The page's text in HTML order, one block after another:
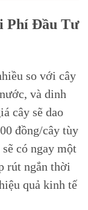
Phí Đầu Tư
so với cây
và dinh
cây sẽ dao
đồng/cây tùy
có ngay một
rút ngắn thời
quả kinh tế